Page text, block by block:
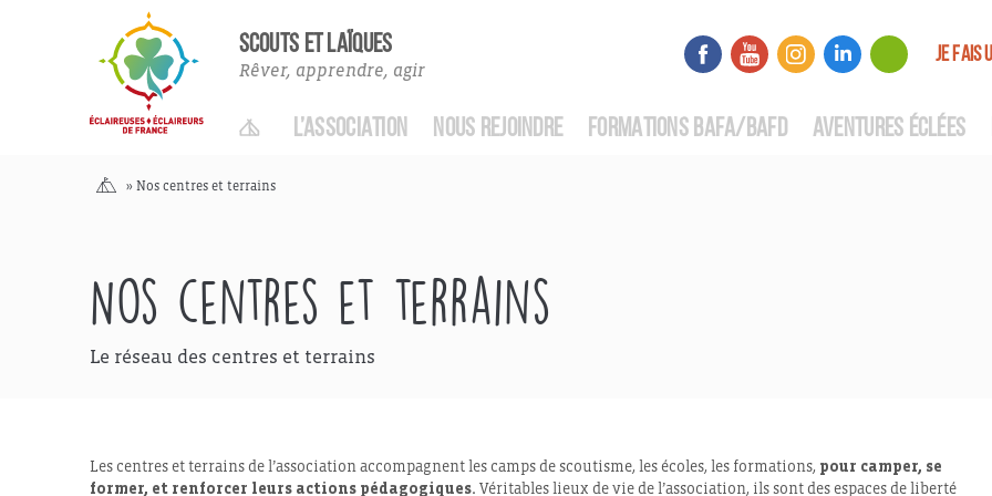
SCOUTS ET LAÏQUES
Rêver, apprendre, agir
ACCUEIL
L’ASSOCIATION NOUS REJOINDRE FORMATIONS BAFA/BAFD AVENTURES ÉCLÉES
JE FAIS
Accueil
» Nos centres et terrains
Nos centres et terrains
Le réseau des centres et terrains
Les centres et terrains de l’association accompagnent les camps de scoutisme, les écoles, les formations, pour camper, se
former, et renforcer leurs actions pédagogiques. Véritables lieux de vie de l’association, ils sont des espaces de liberté